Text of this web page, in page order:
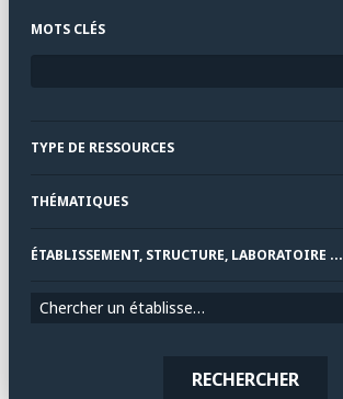
MOTS CLÉS
TYPE DE RESSOURCES
THÉMATIQUES
ÉTABLISSEMENT, STRUCTURE, LABORATOIRE ...
Chercher un établissement
RECHERCHER